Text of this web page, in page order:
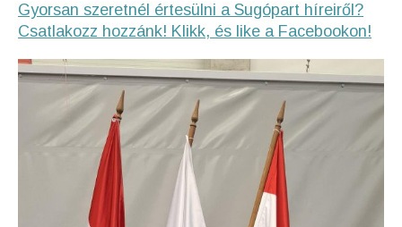
Gyorsan szeretnél értesülni a Sugópart híreiről?
Csatlakozz hozzánk! Klikk, és like a Facebookon!